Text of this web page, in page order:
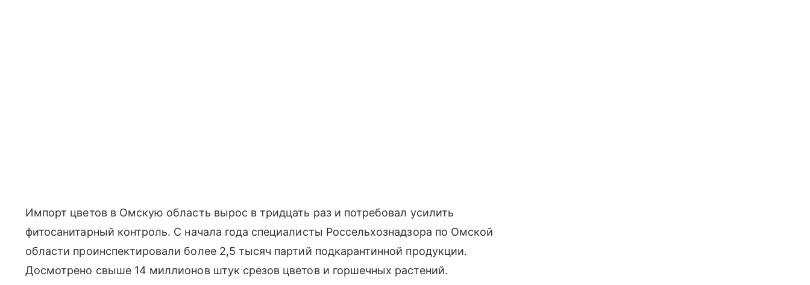
Импорт цветов в Омскую область вырос в тридцать раз и потребовал усилить
фитосанитарный контроль. С начала года специалисты Россельхознадзора по Омской
области проинспектировали более 2,5 тысяч партий подкарантинной продукции.
Досмотрено свыше 14 миллионов штук срезов цветов и горшечных растений.